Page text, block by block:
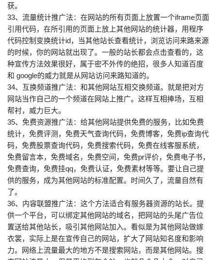
获。
33、流量统计推广法：在网站的所有页面上放置一个iframe页面
引用代码，在所引用的页面上放上其他网站的统计器，用程序
代码控制变换统计id，当其他站长查看统计，浏览访问来路来源
的时候，你的网站就出现了。一般的站长都会点击查看的，这
种宣传方法效果很好，属于密不外传的绝招，很多人知道百度
和 google的威力就是从网站访问来路知道的。
34、互换频道推广法：和其他网站互相交换频道。就是把对方
网站当作自己的一个频道在网站上推广。这样互相捧场，互相
帮衬，威力巨大。
35、免费资源推广法：给其他网站提供免费的服务，比如免费
统计，免费评测，免费天气查询代码，免费博客，免费ip查询代
码，免费股票查询代码，免费搜索代码，免费在线客服系统，
免费留言本，免费域名，免费空间，免费pr评价，免费电子书，
免费查询，免费挂qq，免费认证，免费素材等等。要让自己提
供的服务，成为其他网站的标准配置。时间久了，流量自然有
了。
36、内容联盟推广法：这个方法适合有服务器资源的站长。提
供一个平台，可以绑定其他网站的域名，把网站的头尾广告位
置送给其他站长，吸引其他网站加入。看似是为其他网站做嫁
衣裳，实际上是在宣传自己的网站，扩大了网站知名度和影响
力。网络上流量最大的地方不是搜索网站，而是其他网站。搜